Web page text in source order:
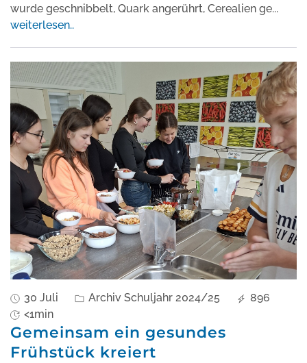
wurde geschnibbelt, Quark angerührt, Cerealien ge...
weiterlesen..
30 Juli Archiv Schuljahr 2024/25
896
<1min
Gemeinsam ein gesundes
Frühstück kreiert